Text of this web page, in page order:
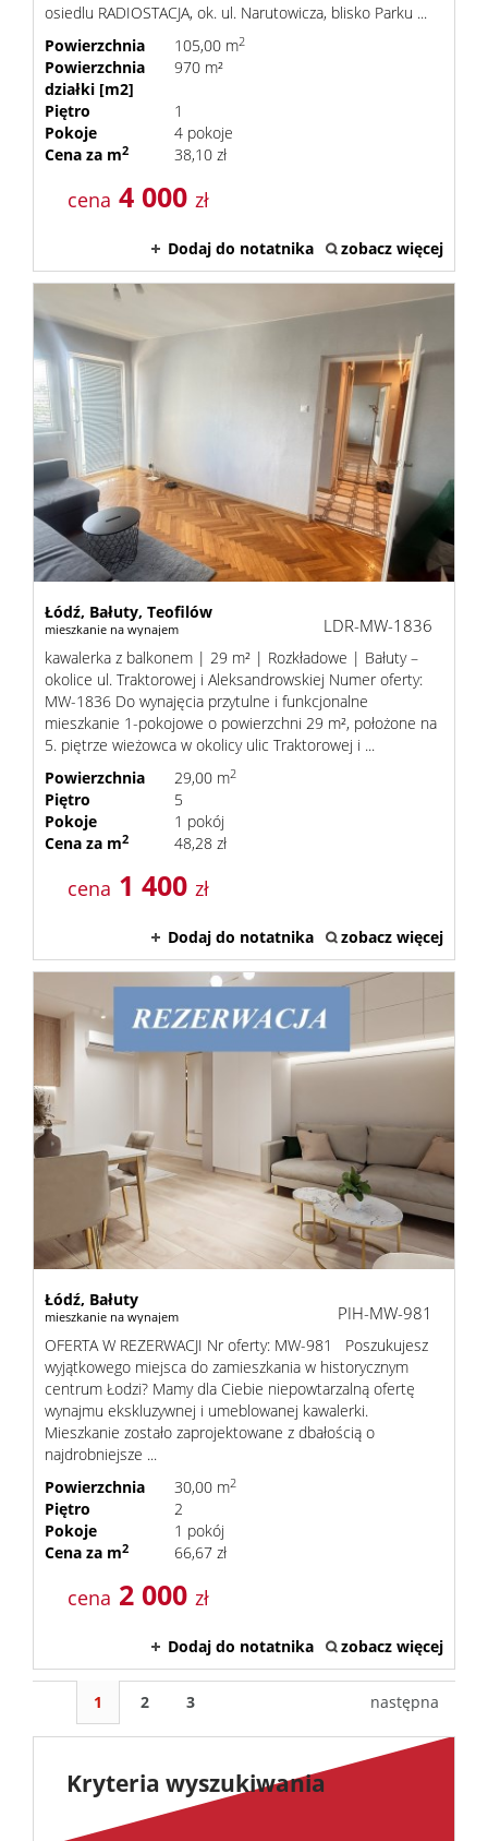
osiedlu RADIOSTACJA, ok. ul. Narutowicza, blisko Parku ...
Powierzchnia
105,00 m2
Powierzchnia
działki [m2]
970 m²
Piętro
1
Pokoje
4 pokoje
Cena za m2 38,10 zł
cena 4 000 zł
Dodaj do notatnika zobacz więcej
Łódź, Bałuty, Teofilów
mieszkanie na wynajem LDR-MW-1836
kawalerka z balkonem | 29 m² | Rozkładowe | Bałuty –
okolice ul. Traktorowej i Aleksandrowskiej Numer oferty:
MW-1836 Do wynajęcia przytulne i funkcjonalne
mieszkanie 1-pokojowe o powierzchni 29 m², położone na
5. piętrze wieżowca w okolicy ulic Traktorowej i ...
Powierzchnia
29,00 m2
Piętro
5
Pokoje
1 pokój
Cena za m2 48,28 zł
cena 1 400 zł
Dodaj do notatnika zobacz więcej
Łódź, Bałuty
mieszkanie na wynajem PIH-MW-981
OFERTA W REZERWACJI Nr oferty: MW-981 Poszukujesz
wyjątkowego miejsca do zamieszkania w historycznym
centrum Łodzi? Mamy dla Ciebie niepowtarzalną ofertę
wynajmu ekskluzywnej i umeblowanej kawalerki.
Mieszkanie zostało zaprojektowane z dbałością o
najdrobniejsze ...
Powierzchnia
30,00 m2
Piętro
2
Pokoje
1 pokój
Cena za m2 66,67 zł
cena 2 000 zł
Dodaj do notatnika zobacz więcej
1 2 3 następna
Kryteria wyszukiwania